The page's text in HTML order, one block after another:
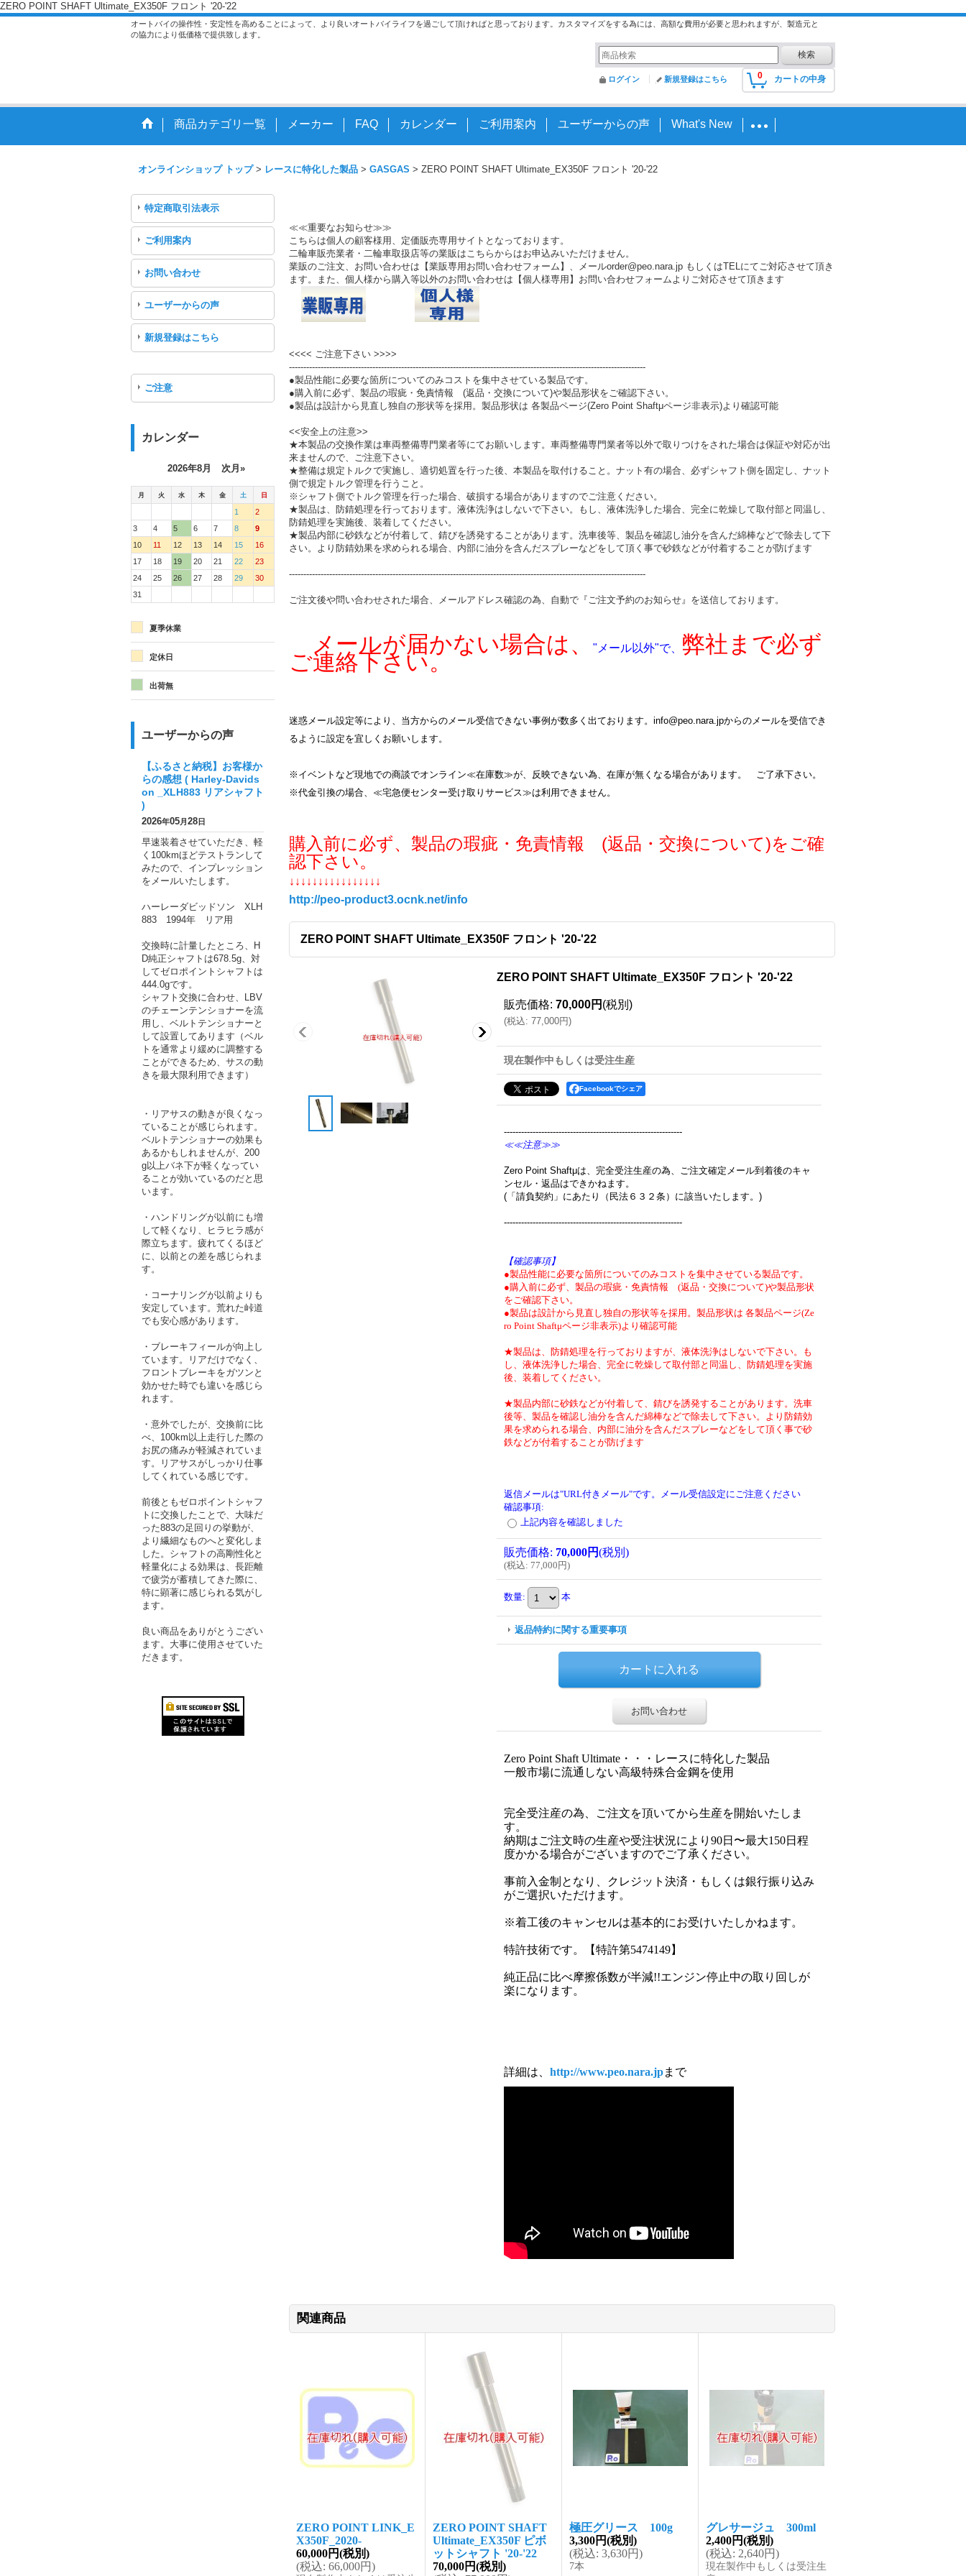
ZERO POINT SHAFT Ultimate_EX350F フロント '20-'22
オートバイの操作性・安定性を高めることによって、より良いオートバイライフを過ごして頂ければと思っております。カスタマイズをする為には、高額な費用が必要と思われますが、製造元と
の協力により低価格で提供致します。
0 カートの中身
ログイン 新規登録はこちら
商品カテゴリ一覧 メーカー FAQ カレンダー ご利用案内 ユーザーからの声 What's New
オンラインショップ トップ > レースに特化した製品 > GASGAS > ZERO POINT SHAFT Ultimate_EX350F フロント '20-'22
特定商取引法表示
ご利用案内
お問い合わせ
ユーザーからの声
新規登録はこちら
ご注意
カレンダー
2026年8月 次月»
月 火 水 木 金 土 日
1
2
3
4 5 6 7 8
9
10
11 12 13 14 15
16
17
18 19 20 21 22
23
24
25 26 27 28 29
30
31
夏季休業
定休日
出荷無
ユーザーからの声
【ふるさと納税】お客様か
らの感想 ( Harley-Davids
on _XLH883 リアシャフト
)
2026年05月28日
早速装着させていただき、軽
く100kmほどテストランして
みたので、インプレッション
をメールいたします。
ハーレーダビッドソン XLH
883 1994年 リア用
交換時に計量したところ、H
D純正シャフトは678.5g、対
してゼロポイントシャフトは
444.0gです。
シャフト交換に合わせ、LBV
のチェーンテンショナーを流
用し、ベルトテンショナーと
して設置してあります（ベル
トを通常より緩めに調整する
ことができるため、サスの動
きを最大限利用できます）
・リアサスの動きが良くなっ
ていることが感じられます。
ベルトテンショナーの効果も
あるかもしれませんが、200
g以上バネ下が軽くなってい
ることが効いているのだと思
います。
・ハンドリングが以前にも増
して軽くなり、ヒラヒラ感が
際立ちます。疲れてくるほど
に、以前との差を感じられま
す。
・コーナリングが以前よりも
安定しています。荒れた峠道
でも安心感があります。
・ブレーキフィールが向上し
ています。リアだけでなく、
フロントブレーキをガツンと
効かせた時でも違いを感じら
れます。
・意外でしたが、交換前に比
べ、100km以上走行した際の
お尻の痛みが軽減されていま
す。リアサスがしっかり仕事
してくれている感じです。
前後ともゼロポイントシャフ
トに交換したことで、大味だ
った883の足回りの挙動が、
より繊細なものへと変化しま
した。シャフトの高剛性化と
軽量化による効果は、長距離
で疲労が蓄積してきた際に、
特に顕著に感じられる気がし
ます。
良い商品をありがとうござい
ます。大事に使用させていた
だきます。
≪≪重要なお知らせ≫≫
こちらは個人の顧客様用、定価販売専用サイトとなっております。
二輪車販売業者・二輪車取扱店等の業販はこちらからはお申込みいただけません。
業販のご注文、お問い合わせは【業販専用お問い合わせフォーム】、メールorder@peo.nara.jp もしくはTELにてご対応させて頂き
ます。また、個人様から購入等以外のお問い合わせは【個人様専用】お問い合わせフォームよりご対応させて頂きます
<<<< ご注意下さい >>>>
----------------------------------------------------------------------------------------------------------------------------
●製品性能に必要な箇所についてのみコストを集中させている製品です。
●購入前に必ず、製品の瑕疵・免責情報 (返品・交換について)や製品形状をご確認下さい。
●製品は設計から見直し独自の形状等を採用。製品形状は 各製品ページ(Zero Point Shaftμページ非表示)より確認可能
<<安全上の注意>>
★本製品の交換作業は車両整備専門業者等にてお願いします。車両整備専門業者等以外で取りつけをされた場合は保証や対応が出
来ませんので、ご注意下さい。
★整備は規定トルクで実施し、適切処置を行った後、本製品を取付けること。ナット有の場合、必ずシャフト側を固定し、ナット
側で規定トルク管理を行うこと。
※シャフト側でトルク管理を行った場合、破損する場合がありますのでご注意ください。
★製品は、防錆処理を行っております。液体洗浄はしないで下さい。もし、液体洗浄した場合、完全に乾燥して取付部と同温し、
防錆処理を実施後、装着してください。
★製品内部に砂鉄などが付着して、錆びを誘発することがあります。洗車後等、製品を確認し油分を含んだ綿棒などで除去して下
さい。より防錆効果を求められる場合、内部に油分を含んだスプレーなどをして頂く事で砂鉄などが付着することが防げます
----------------------------------------------------------------------------------------------------------------------------
ご注文後や問い合わせされた場合、メールアドレス確認の為、自動で『ご注文予約のお知らせ』を送信しております。
メールが届かない場合は、 "メール以外"で、 弊社まで必ず
ご連絡下さい。
迷惑メール設定等により、当方からのメール受信できない事例が数多く出ております。info@peo.nara.jpからのメールを受信でき
るように設定を宜しくお願いします。
※イベントなど現地での商談でオンライン≪在庫数≫が、反映できない為、在庫が無くなる場合があります。 ご了承下さい。
※代金引換の場合、≪宅急便センター受け取りサービス≫は利用できません。
購入前に必ず、製品の瑕疵・免責情報 (返品・交換について)をご確
認下さい。
↓↓↓↓↓↓↓↓↓↓↓↓↓↓↓↓
http://peo-product3.ocnk.net/info
ZERO POINT SHAFT Ultimate_EX350F フロント '20-'22
ZERO POINT SHAFT Ultimate_EX350F フロント '20-'22
販売価格: 70,000円 (税別)
(税込: 77,000円)
現在製作中もしくは受注生産
Facebookでシェア
--------------------------------------------------------------
≪≪注意≫≫
Zero Point Shaftμは、完全受注生産の為、ご注文確定メール到着後のキャ
ンセル・返品はできかねます。
(「請負契約」にあたり（民法６３２条）に該当いたします。)
--------------------------------------------------------------
【確認事項】
●製品性能に必要な箇所についてのみコストを集中させている製品です。
●購入前に必ず、製品の瑕疵・免責情報 (返品・交換について)や製品形状
をご確認下さい。
●製品は設計から見直し独自の形状等を採用。製品形状は 各製品ページ(Ze
ro Point Shaftμページ非表示)より確認可能
★製品は、防錆処理を行っておりますが、液体洗浄はしないで下さい。も
し、液体洗浄した場合、完全に乾燥して取付部と同温し、防錆処理を実施
後、装着してください。
★製品内部に砂鉄などが付着して、錆びを誘発することがあります。洗車
後等、製品を確認し油分を含んだ綿棒などで除去して下さい。より防錆効
果を求められる場合、内部に油分を含んだスプレーなどをして頂く事で砂
鉄などが付着することが防げます
返信メールは"URL付きメール"です。メール受信設定にご注意ください
確認事項:
上記内容を確認しました
販売価格: 70,000円(税別)
(税込: 77,000円)
数量: 本
返品特約に関する重要事項
お問い合わせ
Zero Point Shaft Ultimate・・・レースに特化した製品
一般市場に流通しない高級特殊合金鋼を使用
完全受注産の為、ご注文を頂いてから生産を開始いたしま
す。
納期はご注文時の生産や受注状況により90日〜最大150日程
度かかる場合がございますのでご了承ください。
事前入金制となり、クレジット決済・もしくは銀行振り込み
がご選択いただけます。
※着工後のキャンセルは基本的にお受けいたしかねます。
特許技術です。【特許第5474149】
純正品に比べ摩擦係数が半減!!エンジン停止中の取り回しが
楽になります。
詳細は、 http://www.peo.nara.jpまで
関連商品
ZERO POINT LINK_E
X350F_2020-
60,000円(税別)
(税込: 66,000円)
ZERO POINT SHAFT
Ultimate_EX350F ピボ
ットシャフト '20-'22
70,000円(税別)
極圧グリース 100g
3,300円(税別)
(税込: 3,630円)
7本
グレサージュ 300ml
2,400円(税別)
(税込: 2,640円)
現在製作中もしくは受注生